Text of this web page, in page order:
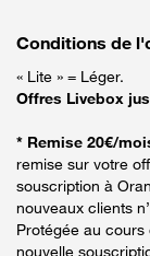
Conditions de
« Lite » = Léger.
Offres Livebox
* Remise 20€/
remise sur votre
souscription à
nouveaux clients
Protégée au
nouvelle